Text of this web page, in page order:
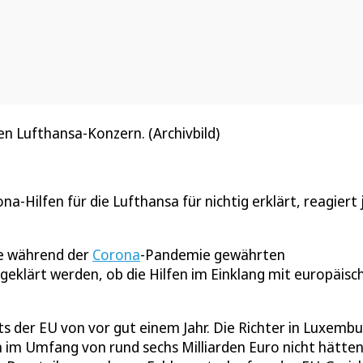
Lufthansa-Konzern. (Archivbild)
Hilfen für die Lufthansa für nichtig erklärt,
während der Corona-Pandemie gewährten
werden, ob die Hilfen im Einklang mit
EU von vor gut einem Jahr. Die Richter in
Umfang von rund sechs Milliarden Euro nicht hätten